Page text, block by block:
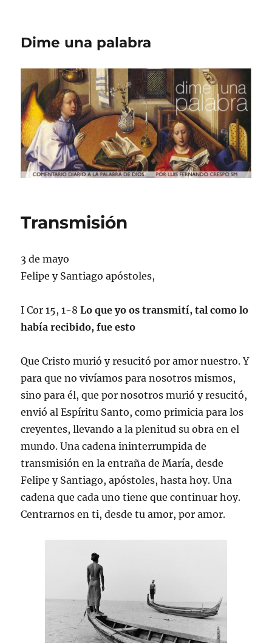
Dime una palabra
Transmisión
3 de mayo
Felipe y Santiago apóstoles,
I Cor 15, 1-8Lo que yo os transmití, tal como lo
había recibido, fue esto
Que Cristo murió y resucitó por amor nuestro. Y
para que no vivíamos para nosotros mismos,
sino para él, que por nosotros murió y resucitó,
envió al Espíritu Santo, como primicia para los
creyentes, llevando a la plenitud su obra en el
mundo. Una cadena ininterrumpida de
transmisión en la entraña de María, desde
Felipe y Santiago, apóstoles, hasta hoy. Una
cadena que cada uno tiene que continuar hoy.
Centrarnos en ti, desde tu amor, por amor.